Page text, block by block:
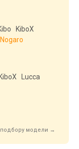
KiboX
Nogaro
KiboX
Lucca
модели →